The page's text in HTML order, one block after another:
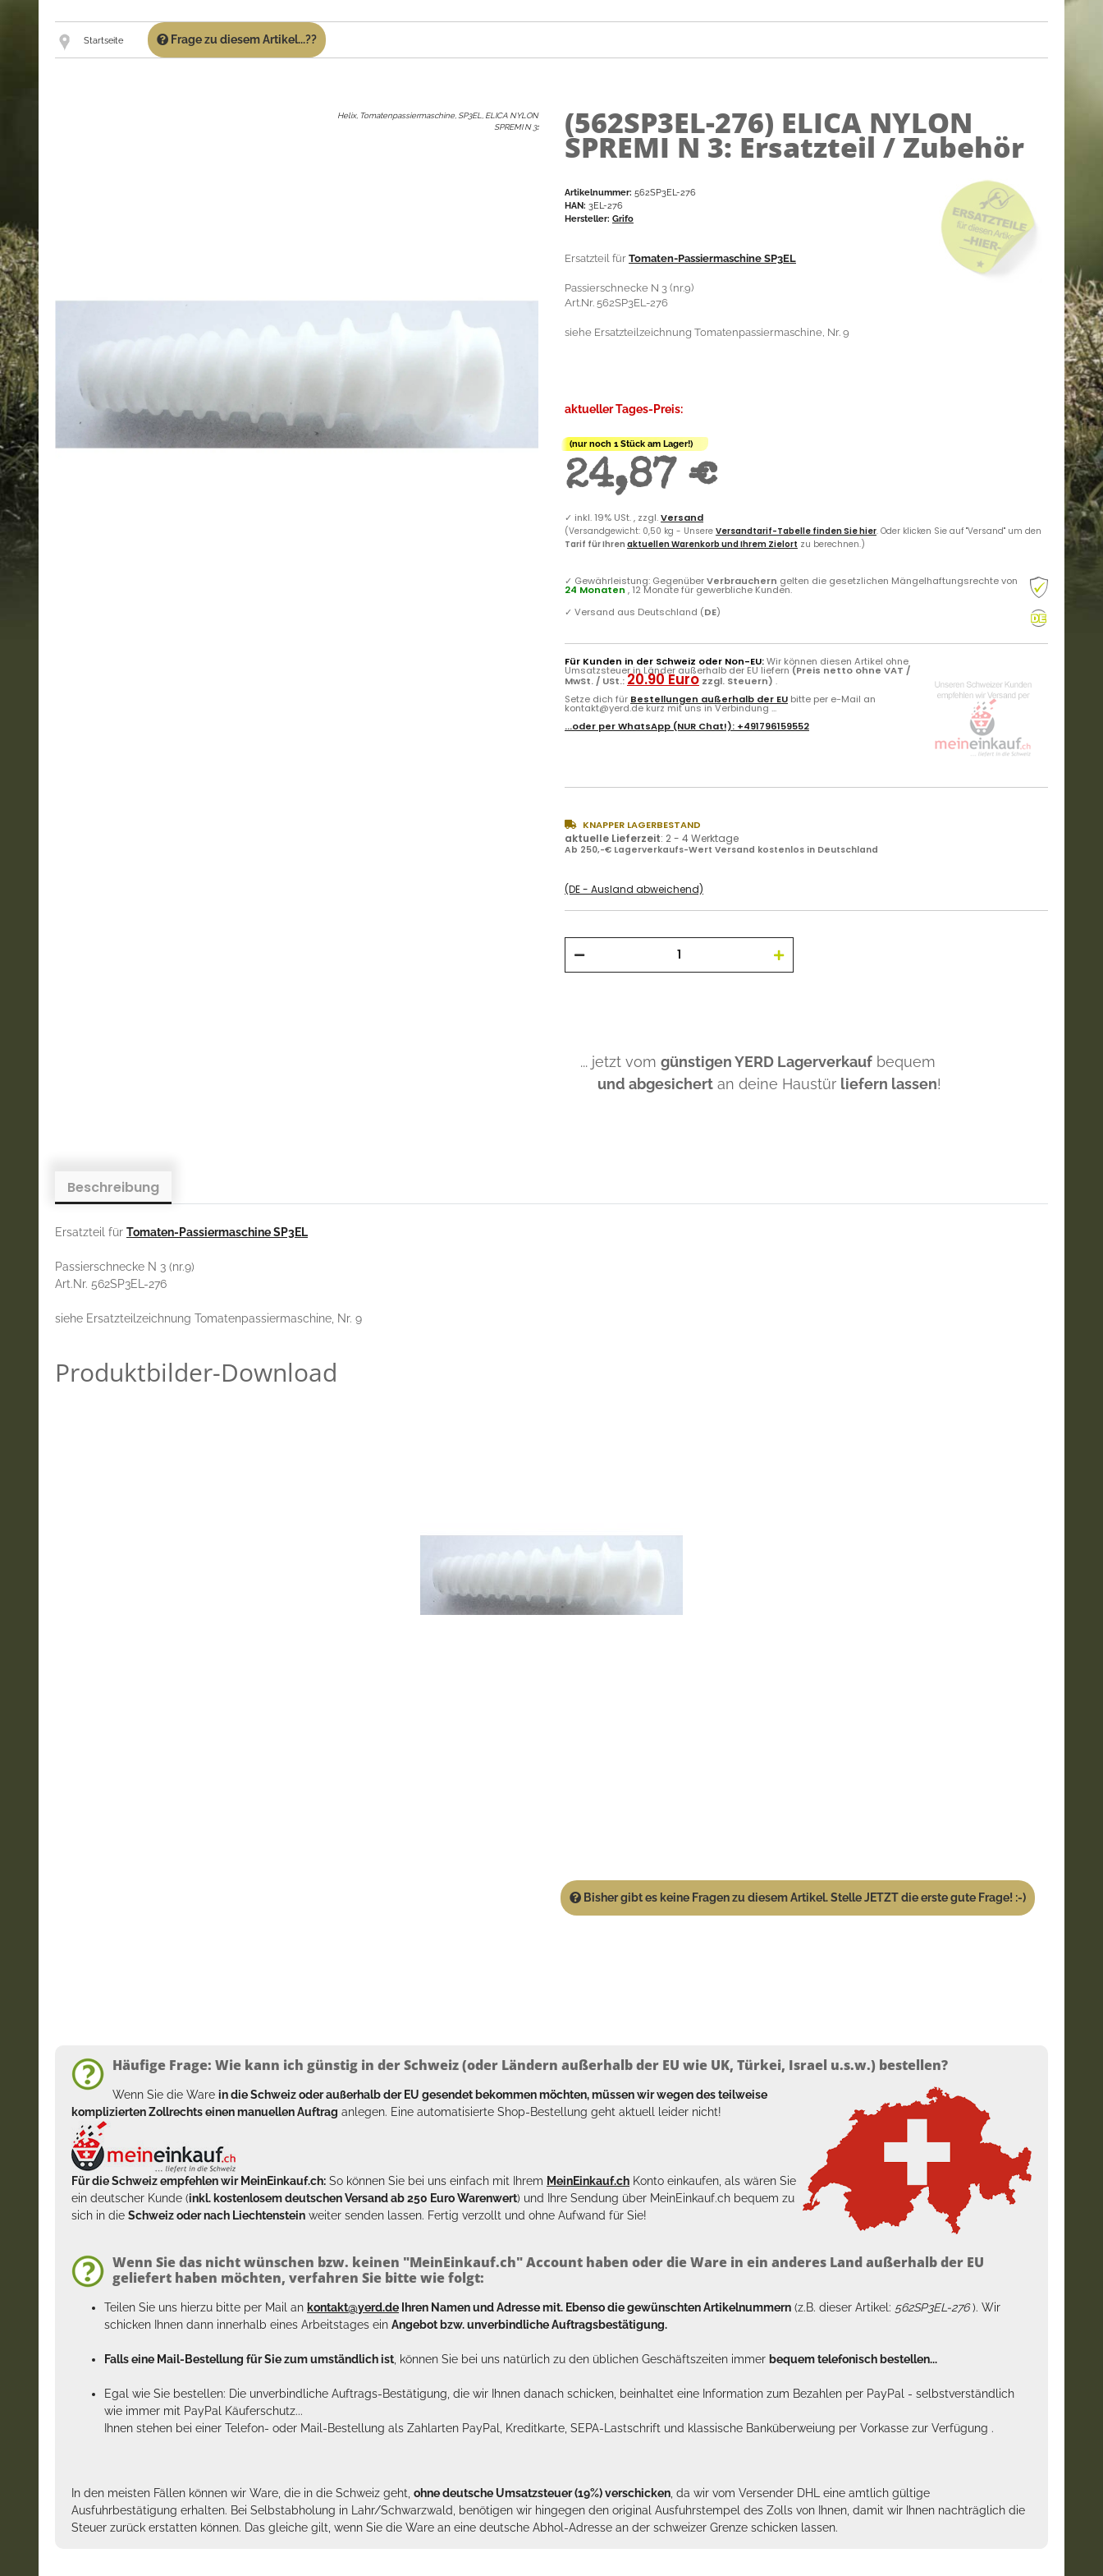
Startseite Frage zu diesem Artikel...??
Helix, Tomatenpassiermaschine, SP3EL, ELICA NYLON
SPREMI N 3: (562SP3EL-276) ELICA NYLON
SPREMI N 3: Ersatzteil / Zubehör
Artikelnummer: 562SP3EL-276
HAN: 3EL-276
Hersteller: Grifo
Ersatzteil für Tomaten-Passiermaschine SP3EL
Passierschnecke N 3 (nr.9)
Art.Nr. 562SP3EL-276
siehe Ersatzteilzeichnung Tomatenpassiermaschine, Nr. 9
aktueller Tages-Preis:
(nur noch 1 Stück am Lager!)
24,87 €
✓ inkl. 19% USt. , zzgl.Versand
(Versandgewicht: 0,50 kg - Unsere Versandtarif-Tabelle finden Sie hier. Oder klicken Sie auf "Versand" um den
Tarif für Ihren aktuellen Warenkorb und Ihrem Zielort zu berechnen.)
✓ Gewährleistung: GegenüberVerbrauchern gelten die gesetzlichen Mängelhaftungsrechte von
24 Monaten , 12 Monate für gewerbliche Kunden.
✓ Versand aus Deutschland (DE)
Für Kunden in der Schweiz oder Non-EU:Wir können diesen Artikel ohne
Umsatzsteuer in Länder außerhalb der EU liefern (Preis netto ohne VAT /
MwSt. / USt.: 20.90 Euro zzgl. Steuern) .
Setze dich für Bestellungen außerhalb der EU bitte per e-Mail an
kontakt@yerd.de kurz mit uns in Verbindung ...
...oder perWhatsApp (NUR Chat!): +491796159552
KNAPPER LAGERBESTAND
aktuelle Lieferzeit: 2 - 4 Werktage
Ab 250,-€ Lagerverkaufs-Wert Versand kostenlos in Deutschland
(DE - Ausland abweichend)
... jetzt vom günstigen YERD Lagerverkauf bequem
und abgesichert an deine Haustür liefern lassen!
Beschreibung
Ersatzteil für Tomaten-Passiermaschine SP3EL
Passierschnecke N 3 (nr.9)
Art.Nr. 562SP3EL-276
siehe Ersatzteilzeichnung Tomatenpassiermaschine, Nr. 9
Produktbilder-Download
Bisher gibt es keine Fragen zu diesem Artikel. Stelle JETZT die erste gute Frage! :-)
Häufige Frage: Wie kann ich günstig in der Schweiz (oder Ländern außerhalb der EU wie UK, Türkei, Israel u.s.w.) bestellen?
Wenn Sie die Ware in die Schweiz oder außerhalb der EU gesendet bekommen möchten, müssen wir wegen des teilweise
komplizierten Zollrechts einen manuellen Auftrag anlegen. Eine automatisierte Shop-Bestellung geht aktuell leider nicht!
Für die Schweiz empfehlen wir MeinEinkauf.ch: So können Sie bei uns einfach mit Ihrem MeinEinkauf.ch Konto einkaufen, als wären Sie
ein deutscher Kunde (inkl. kostenlosem deutschen Versand ab 250 Euro Warenwert) und Ihre Sendung über MeinEinkauf.ch bequem zu
sich in die Schweiz oder nach Liechtenstein weiter senden lassen. Fertig verzollt und ohne Aufwand für Sie!
Wenn Sie das nicht wünschen bzw. keinen "MeinEinkauf.ch" Account haben oder die Ware in ein anderes Land außerhalb der EU
geliefert haben möchten, verfahren Sie bitte wie folgt:
Teilen Sie uns hierzu bitte per Mail an kontakt@yerd.de Ihren Namen und Adresse mit. Ebenso die gewünschten Artikelnummern (z.B. dieser Artikel: 562SP3EL-276). Wir
schicken Ihnen dann innerhalb eines Arbeitstages ein Angebot bzw. unverbindliche Auftragsbestätigung.
Falls eine Mail-Bestellung für Sie zum umständlich ist , können Sie bei uns natürlich zu den üblichen Geschäftszeiten immer bequem telefonisch bestellen...
Egal wie Sie bestellen: Die unverbindliche Auftrags-Bestätigung, die wir Ihnen danach schicken, beinhaltet eine Information zum Bezahlen per PayPal - selbstverständlich
wie immer mit PayPal Käuferschutz...
Ihnen stehen bei einer Telefon- oder Mail-Bestellung als Zahlarten PayPal, Kreditkarte, SEPA-Lastschrift und klassische Banküberweiung per Vorkasse zur Verfügung .
In den meisten Fällen können wir Ware, die in die Schweiz geht, ohne deutsche Umsatzsteuer (19%) verschicken , da wir vom Versender DHL eine amtlich gültige
Ausfuhrbestätigung erhalten. Bei Selbstabholung in Lahr/Schwarzwald, benötigen wir hingegen den original Ausfuhrstempel des Zolls von Ihnen, damit wir Ihnen nachträglich die
Steuer zurück erstatten können. Das gleiche gilt, wenn Sie die Ware an eine deutsche Abhol-Adresse an der schweizer Grenze schicken lassen.